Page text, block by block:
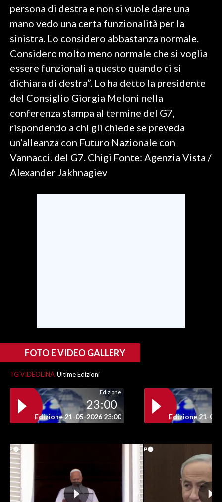
GOSSIP
SARDEGNA TURISMO
SARDI NEL MONDO
NOTIZIE
EVENTI
#CARAUNIONE
3 MINUTI CON
persona di destra e non si vuole dare una
mano vedo una certa funzionalità per la
sinistra. Lo considero abbastanza normale.
Considero molto meno normale che si voglia
essere funzionali a questo quando ci si
dichiara di destra”. Lo ha detto la presidente
del Consiglio Giorgia Meloni nella
conferenza stampa al termine del G7,
rispondendo a chi gli chiede se preveda
un’alleanza con Futuro Nazionale con
Vannacci. del G7. Chigi Fonte: Agenzia Vista /
Alexander Jakhnagiev
FOTO E VIDEO GALLERY
TG VIDEOLINA Ultime Edizioni
Edizione
23:00
Edizione 21-05-2026 23:00 Edizione 21-05-